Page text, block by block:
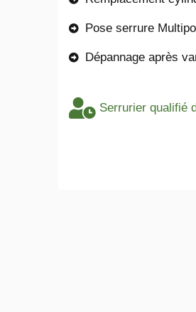
Pose serrure
Dépannage après
Serrurier qualifié